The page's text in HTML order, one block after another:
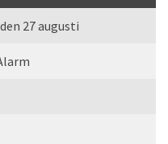
27 augusti